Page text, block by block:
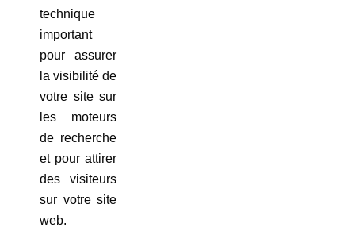
technique
important
pour assurer
la visibilité de
votre site sur
les moteurs
de recherche
et pour attirer
des visiteurs
sur votre site
web.